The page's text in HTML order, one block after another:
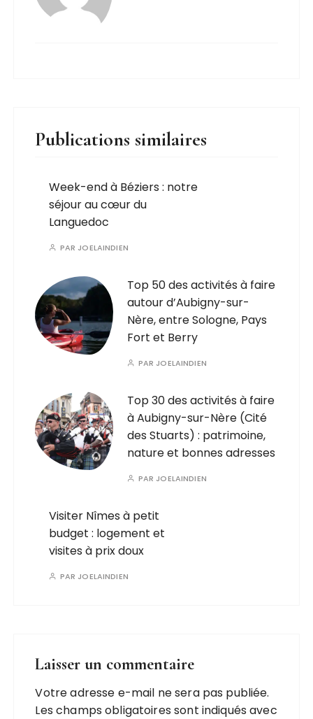
Publications similaires
Week-end à Béziers : notre
séjour au cœur du
Languedoc
PAR JOELAINDIEN
Top 50 des activités à faire
autour d’Aubigny-sur-
Nère, entre Sologne, Pays
Fort et Berry
PAR JOELAINDIEN
Top 30 des activités à faire
à Aubigny-sur-Nère (Cité
des Stuarts) : patrimoine,
nature et bonnes adresses
PAR JOELAINDIEN
Visiter Nîmes à petit
budget : logement et
visites à prix doux
PAR JOELAINDIEN
Laisser un commentaire
Votre adresse e-mail ne sera pas publiée.
Les champs obligatoires sont indiqués avec